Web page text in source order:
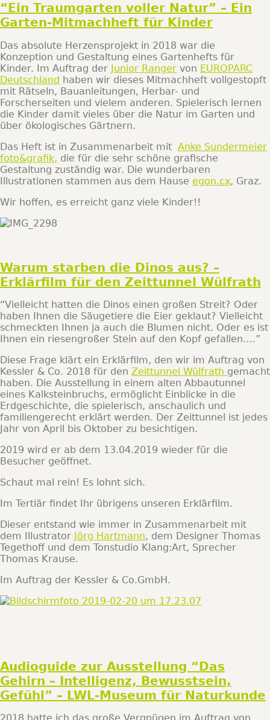
“Ein Traumgarten voller Natur” – Ein
Garten-Mitmachheft für Kinder
Das absolute Herzensprojekt in 2018 war die
Konzeption und Gestaltung eines Gartenhefts für
Kinder. Im Auftrag der Junior Ranger von EUROPARC
Deutschland haben wir dieses Mitmachheft vollgestopft
mit Rätseln, Bauanleitungen, Herbar- und
Forscherseiten und vielem anderen. Spielerisch lernen
die Kinder damit vieles über die Natur im Garten und
über ökologisches Gärtnern.
Das Heft ist in Zusammenarbeit mit Anke Sundermeier
foto&grafik, die für die sehr schöne grafische
Gestaltung zuständig war. Die wunderbaren
Illustrationen stammen aus dem Hause egon.cx, Graz.
Wir hoffen, es erreicht ganz viele Kinder!!
Warum starben die Dinos aus? –
Erklärfilm für den Zeittunnel Wülfrath
“Vielleicht hatten die Dinos einen großen Streit? Oder
haben Ihnen die Säugetiere die Eier geklaut? Vielleicht
schmeckten Ihnen ja auch die Blumen nicht. Oder es ist
Ihnen ein riesengroßer Stein auf den Kopf gefallen….”
Diese Frage klärt ein Erklärfilm, den wir im Auftrag von
Kessler & Co. 2018 für den Zeittunnel Wülfrath gemacht
haben. Die Ausstellung in einem alten Abbautunnel
eines Kalksteinbruchs, ermöglicht Einblicke in die
Erdgeschichte, die spielerisch, anschaulich und
familiengerecht erklärt werden. Der Zeittunnel ist jedes
Jahr von April bis Oktober zu besichtigen.
2019 wird er ab dem 13.04.2019 wieder für die
Besucher geöffnet.
Schaut mal rein! Es lohnt sich.
Im Tertiär findet Ihr übrigens unseren Erklärfilm.
Dieser entstand wie immer in Zusammenarbeit mit
dem Illustrator Jörg Hartmann, dem Designer Thomas
Tegethoff und dem Tonstudio Klang:Art, Sprecher
Thomas Krause.
Im Auftrag der Kessler & Co.GmbH.
Audioguide zur Ausstellung “Das
Gehirn – Intelligenz, Bewusstsein,
Gefühl” – LWL-Museum für Naturkunde